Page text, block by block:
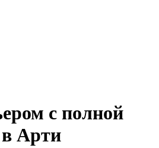
с полной
Арти